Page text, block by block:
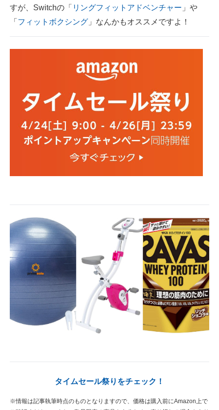
好きが集まる 比べて選べる
AI活用のいまが分かる
経営リーダーのコミュニティ
マーケ×ITの今がよく分かる
ITエンジニア向け専門サイト
モノづくり技術者専門サイト
エレクトロニクス専門サイト
電子設計の基本と応用
エネルギーの専門メディア
建設×テクノロジーの最前線
ちょっと気になるネットの話題
すが、Switchの「 リングフィットアドベンチャー 」や
「 フィットボクシング 」なんかもオススメですよ！
タイムセール祭りをチェック！
※情報は記事執筆時点のものとなりますので、価格は購入前にAmazon上で